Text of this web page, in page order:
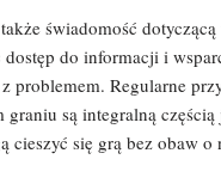
świadomość
dostęp do informacji i
problemem. Regularne
graniu są integralną
cieszyć się grą bez obaw